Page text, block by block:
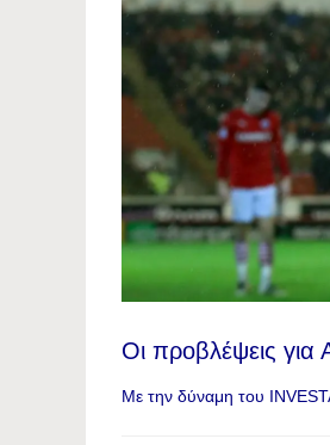
Οι προβλέψεις για
Με την δύναμη του